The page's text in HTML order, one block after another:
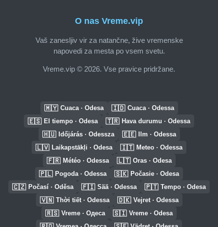
O nas Vreme.vip
Vaš zanesljiv vir za natančne, žive vremenske
napovedi za mesta po vsem svetu.
Vreme.vip © 2026. Vse pravice pridržane.
🇲🇾 Cuaca · Odesa 🇮🇩 Cuaca · Odessa
🇪🇸 El tiempo · Odesa 🇹🇷 Hava durumu · Odessa
🇭🇺 Időjárás · Odessza 🇪🇪 Ilm · Odessa
🇱🇻 Laikapstākļi · Odesa 🇮🇹 Meteo · Odessa
🇫🇷 Météo · Odessa 🇱🇹 Oras · Odesa
🇵🇱 Pogoda · Odessa 🇸🇰 Počasie · Odesa
🇨🇿 Počasí · Oděsa 🇫🇮 Sää · Odessa 🇵🇹 Tempo · Odesa
🇻🇳 Thời tiết · Odessa 🇩🇰 Vejret · Odessa
🇷🇸 Vreme · Одеса 🇸🇮 Vreme · Odesa